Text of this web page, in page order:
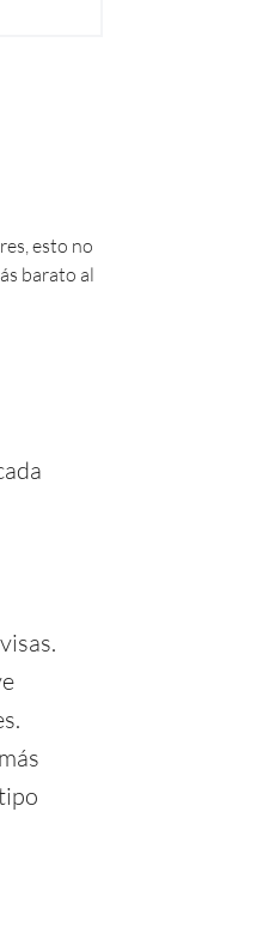
esto no
barato al